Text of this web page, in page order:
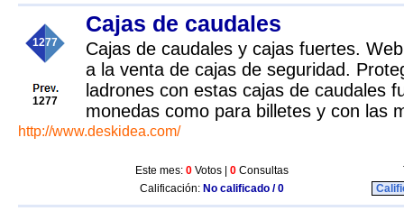
1277
1277
Cajas de caudales
Cajas de caudales y cajas fuertes.
a la venta de cajas de seguridad.
ladrones con estas cajas de caudales
monedas como para billetes y con las
http://www.deskidea.com/
Este mes: 0 Votos | 0 Consultas
Calificación: No calificado / 0